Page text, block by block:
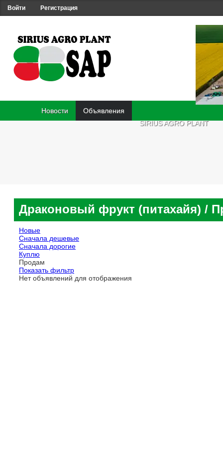
Войти Регистрация
Новости
Объявления
SIRIUS AGRO PLANT
Драконовый фрукт (питахайя) /
Новые
Сначала дешевые
Сначала дорогие
Куплю
Продам
Показать фильтр
Нет объявлений для отображения